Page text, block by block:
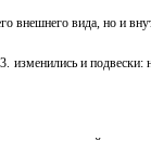
внешнего вида, но и
3. изменились и подвески: